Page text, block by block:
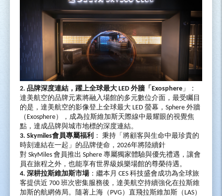
2.品牌深度連結，躍上全球最大 LED外牆「Exosphere」：
達美航空的品牌元素將融入場館的多元數位介面，最受矚目
的是，達美航空的影像登上全球最大 LED螢幕，Sphere外牆
（ Exosphere），成為拉斯維加斯天際線中最耀眼的視覺焦
點，達成品牌與城市地標的深度連結。
3. Skymiles會員專屬福利 ： 秉持「將顧客與生命中最珍貴的
時刻連結在一起」的品牌使命，2026年將陸續針
對 SkyMiles會員推出 Sphere專屬獨家體驗與優先禮遇，讓會
員在旅程之外，也能享有世界級娛樂場館的尊榮待遇。
4.深耕拉斯維加斯市場：繼本月 CES科技盛會成功為全球旅
客提供近 700班次密集服務後，達美航空持續強化在拉斯維
加斯的航網佈局。隨著上海（ PVG ）直飛拉斯維加斯（ LAS）